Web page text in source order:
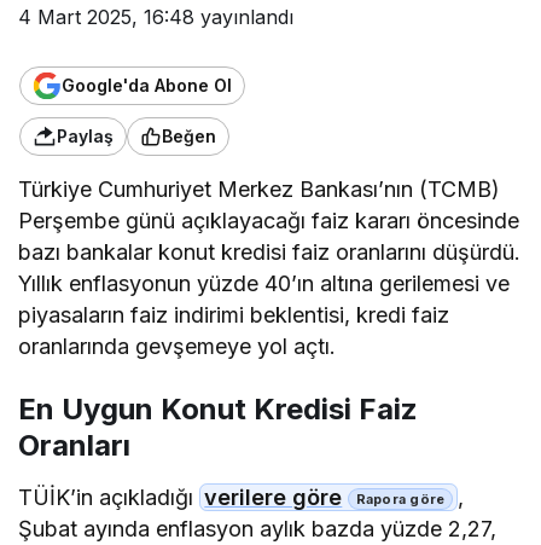
4 Mart 2025, 16:48 yayınlandı
Google'da Abone Ol
Paylaş Beğen
Türkiye Cumhuriyet Merkez Bankası’nın (TCMB)
Perşembe günü açıklayacağı faiz kararı öncesinde
bazı bankalar konut kredisi faiz oranlarını düşürdü.
Yıllık enflasyonun yüzde 40’ın altına gerilemesi ve
piyasaların faiz indirimi beklentisi, kredi faiz
oranlarında gevşemeye yol açtı.
En Uygun Konut Kredisi Faiz
Oranları
TÜİK’in açıkladığı verilere göre
,
Şubat ayında enflasyon aylık bazda yüzde 2,27,